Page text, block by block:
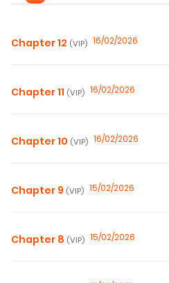
Chapter 12 (VIP) 16/02/2026
Chapter 11 (VIP) 16/02/2026
Chapter 10 (VIP) 16/02/2026
Chapter 9 (VIP) 15/02/2026
Chapter 8 (VIP) 15/02/2026